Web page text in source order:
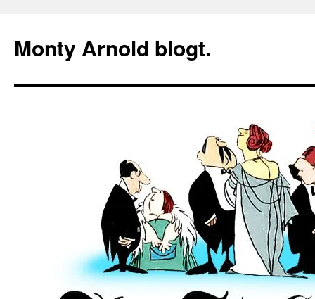
springen
Monty Arnold blogt.